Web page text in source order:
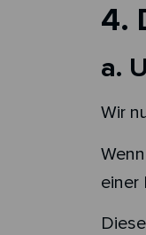
4.
a.
Wir
einer